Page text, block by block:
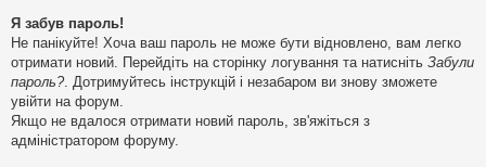
Я забув пароль!
Не панікуйте! Хоча ваш пароль не може бути відновлено, вам легко
отримати новий. Перейдіть на сторінку логування та натисніть Забули
пароль?. Дотримуйтесь інструкцій і незабаром ви знову зможете
увійти на форум.
Якщо не вдалося отримати новий пароль, зв'яжіться з
адміністратором форуму.